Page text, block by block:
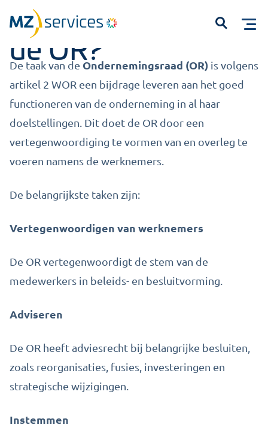
Start met typen om te zoeken...
Wat is de taak van
de OR?
De taak van de Ondernemingsraad (OR) isvolgens
artikel 2 WOR een bijdrage leveren aan het goed
functioneren van de onderneming in al haar
doelstellingen Dit doet de OR door een
vertegenwoordiging te vormen van en overleg te
voeren namens de werknemers
De belangrijkste taken zijn:
Vertegenwoordigen van werknemers
De OR vertegenwoordigt de stem van de
medewerkers in beleids- en besluitvorming.
Adviseren
De OR heeft adviesrecht bij belangrijke besluiten,
zoals reorganisaties, fusies, investeringen en
strategische wijzigingen.
Instemmen